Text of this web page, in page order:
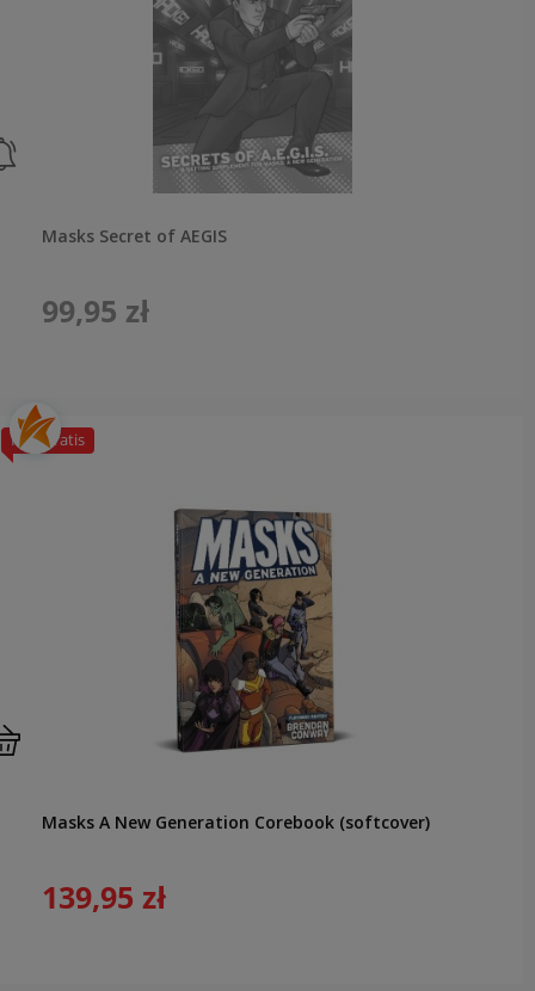
Masks Secret of AEGIS
99,95 zł
Masks A New Generation Corebook (softcover)
139,95 zł
PDF Gratis